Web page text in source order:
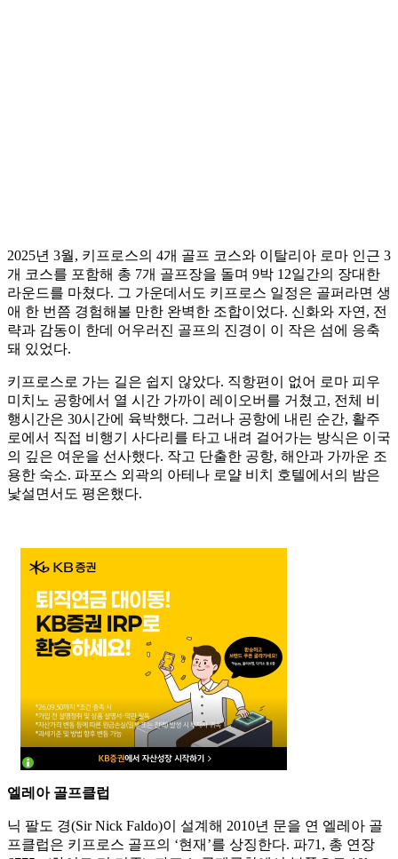
2025년 3월, 키프로스의 4개 골프 코스와 이탈리아 로마 인근 3
개 코스를 포함해 총 7개 골프장을 돌며 9박 12일간의 장대한
라운드를 마쳤다. 그 가운데서도 키프로스 일정은 골퍼라면 생
애 한 번쯤 경험해볼 만한 완벽한 조합이었다. 신화와 자연, 전
략과 감동이 한데 어우러진 골프의 진경이 이 작은 섬에 응축
돼 있었다.
키프로스로 가는 길은 쉽지 않았다. 직항편이 없어 로마 피우
미치노 공항에서 열 시간 가까이 레이오버를 거쳤고, 전체 비
행시간은 30시간에 육박했다. 그러나 공항에 내린 순간, 활주
로에서 직접 비행기 사다리를 타고 내려 걸어가는 방식은 이국
의 깊은 여운을 선사했다. 작고 단출한 공항, 해안과 가까운 조
용한 숙소. 파포스 외곽의 아테나 로얄 비치 호텔에서의 밤은
낯설면서도 평온했다.
엘레아 골프클럽
닉 팔도 경(Sir Nick Faldo)이 설계해 2010년 문을 연 엘레아 골
프클럽은 키프로스 골프의 ‘현재’를 상징한다. 파71, 총 연장